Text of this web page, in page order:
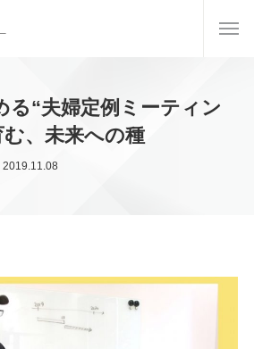
る“夫婦定例ミーティン
、未来への種
2019.11.08